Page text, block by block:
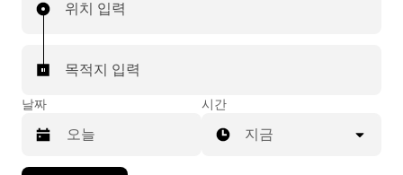
위치 입력
목적지 입력
날짜 시간
지금